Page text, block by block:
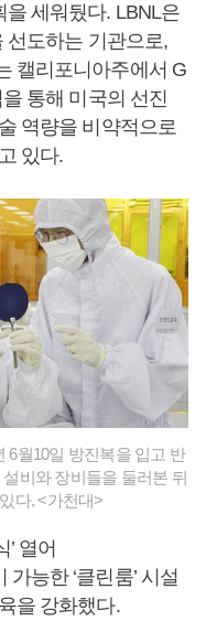
세워뒀다. LBNL은
선도하는 기관으로,
캘리포니아주에서 G
통해 미국의 선진
역량을 비약적으로
있다.
6월10일 방진복을 입고 반
비와 장비들을 둘러본 뒤
다. <가천대>
열어
능한 ‘클린룸’ 시설
을 강화했다.